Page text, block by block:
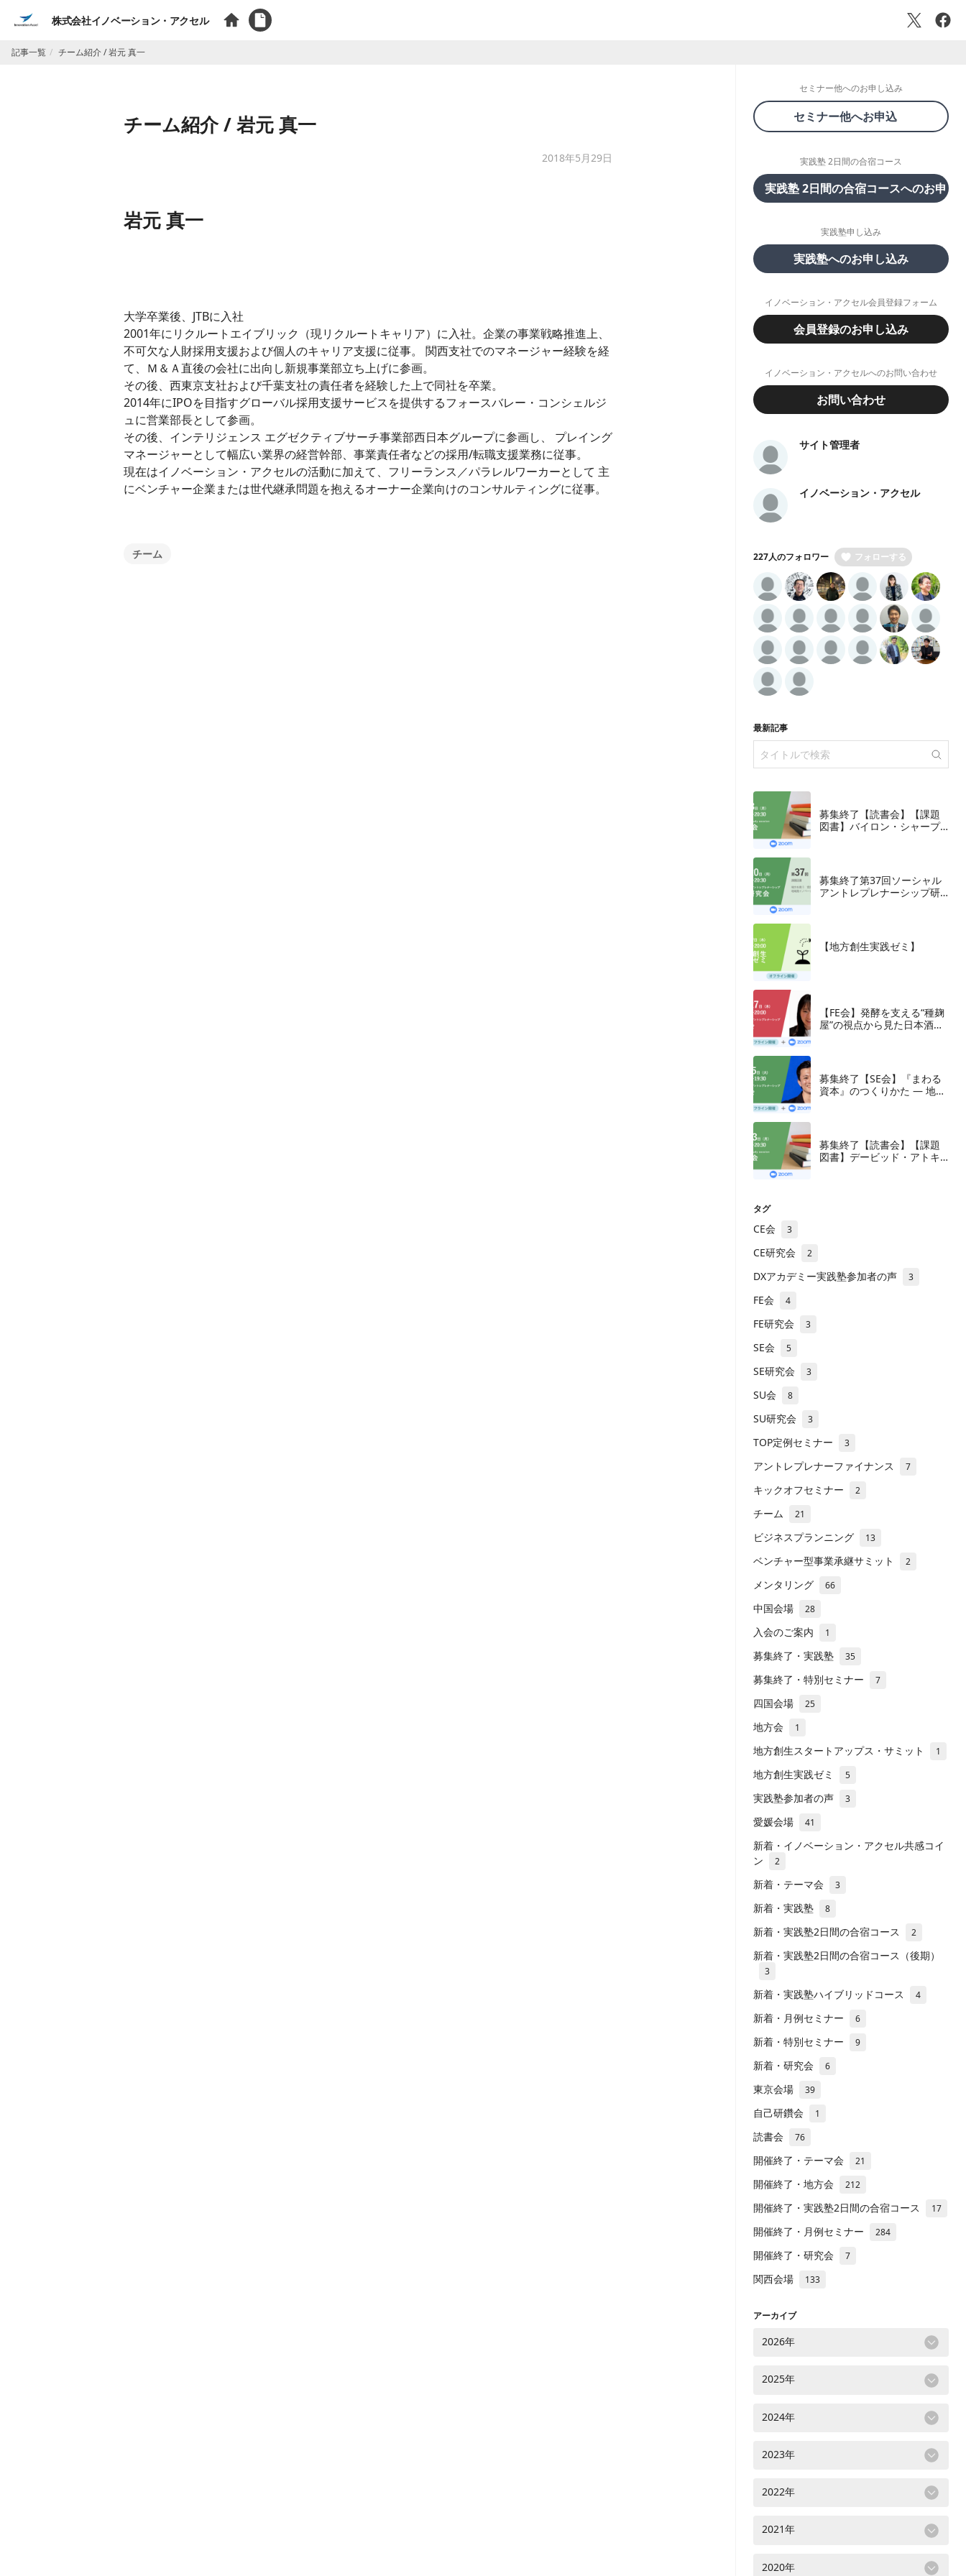
株式会社イノベーション・アクセル
記事一覧 チーム紹介 / 岩元 真一
チーム紹介 / 岩元 真一
2018年5月29日
岩元 真一
大学卒業後、JTBに入社
2001年にリクルートエイブリック（現リクルートキャリア）に入社。企業の事業戦略推進上、
不可欠な人財採用支援および個人のキャリア支援に従事。 関西支社でのマネージャー経験を経
て、Ｍ＆Ａ直後の会社に出向し新規事業部立ち上げに参画。
その後、西東京支社および千葉支社の責任者を経験した上で同社を卒業。
2014年にIPOを目指すグローバル採用支援サービスを提供するフォースバレー・コンシェルジ
ュに営業部長として参画。
その後、インテリジェンス エグゼクティブサーチ事業部西日本グループに参画し、 プレイング
マネージャーとして幅広い業界の経営幹部、事業責任者などの採用/転職支援業務に従事。
現在はイノベーション・アクセルの活動に加えて、フリーランス／パラレルワーカーとして 主
にベンチャー企業または世代継承問題を抱えるオーナー企業向けのコンサルティングに従事。
チーム
セミナー他へのお申し込み
セミナー他へお申込
実践塾 2日間の合宿コース
実践塾 2日間の合宿コースへのお申し
実践塾申し込み
実践塾へのお申し込み
イノベーション・アクセル会員登録フォーム
会員登録のお申し込み
イノベーション・アクセルへのお問い合わせ
お問い合わせ
サイト管理者
イノベーション・アクセル
227人のフォロワー フォローする
最新記事
募集終了【読書会】【課題
図書】バイロン・シャープ
版、2018年
募集終了第37回ソーシャル
アントレプレナーシップ研
【地方創生実践ゼミ】
【FE会】発酵を支える“種麹
屋”の視点から見た日本酒産
募集終了【SE会】『まわる
資本』のつくりかた — 地方
募集終了【読書会】【課題
図書】デービッド・アトキ
タグ
CE会 3
CE研究会 2
DXアカデミー実践塾参加者の声 3
FE会 4
FE研究会 3
SE会 5
SE研究会 3
SU会 8
SU研究会 3
TOP定例セミナー 3
アントレプレナーファイナンス 7
キックオフセミナー 2
チーム 21
ビジネスプランニング 13
ベンチャー型事業承継サミット 2
メンタリング 66
中国会場 28
入会のご案内 1
募集終了・実践塾 35
募集終了・特別セミナー 7
四国会場 25
地方会 1
地方創生スタートアップス・サミット 1
地方創生実践ゼミ 5
実践塾参加者の声 3
愛媛会場 41
新着・イノベーション・アクセル共感コイ
ン
2
新着・テーマ会 3
新着・実践塾 8
新着・実践塾2日間の合宿コース 2
新着・実践塾2日間の合宿コース（後期）
3
新着・実践塾ハイブリッドコース 4
新着・月例セミナー 6
新着・特別セミナー 9
新着・研究会 6
東京会場 39
自己研鑽会 1
読書会 76
開催終了・テーマ会 21
開催終了・地方会 212
開催終了・実践塾2日間の合宿コース 17
開催終了・月例セミナー 284
開催終了・研究会 7
関西会場 133
アーカイブ
2026年
2025年
2024年
2023年
2022年
2021年
2020年